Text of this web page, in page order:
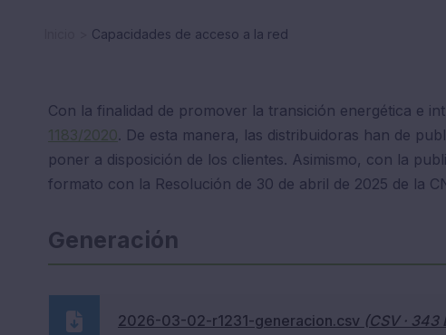
Capacidades de acceso a la red
Con la finalidad de promover la transición energética e
1183/2020. De esta manera, las distribuidoras han de
poner a disposición de los clientes. Asimismo, con la
formato con la Resolución de 30 de abril de 2025 de la
Generación
2026-03-02-r1231-generacion.csv (CSV · 343